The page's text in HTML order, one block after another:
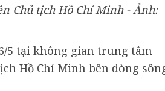
Chủ tịch Hồ Chí Minh - Ảnh:
5 tại không gian trung tâm
Hồ Chí Minh bên dòng